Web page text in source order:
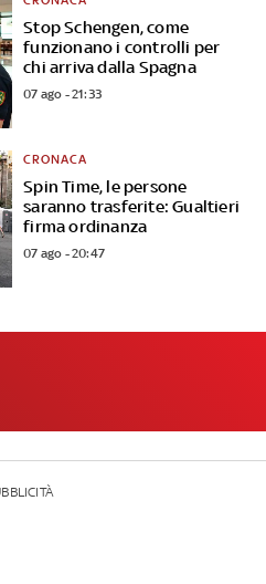
Stop Schengen, come
funzionano i controlli per
chi arriva dalla Spagna
07 ago - 21:33
Spin Time, le persone
saranno trasferite: Gualtieri
firma ordinanza
CRONACA
07 ago - 20:47